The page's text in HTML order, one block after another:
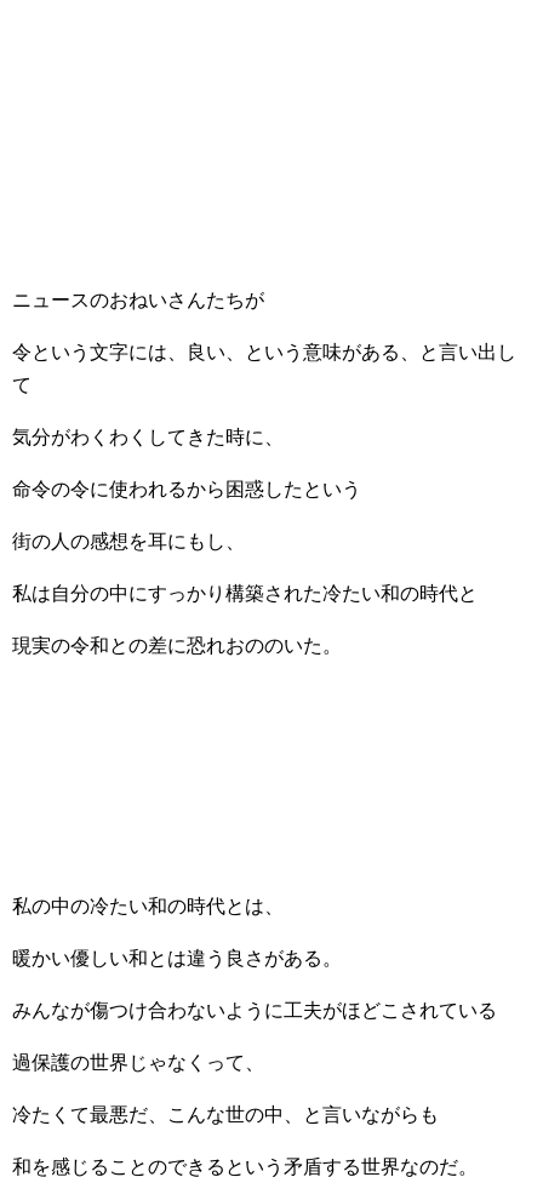
ニュースのおねいさんたちが
令という文字には、良い、という意味がある、と言い出し
て
気分がわくわくしてきた時に、
命令の令に使われるから困惑したという
街の人の感想を耳にもし、
私は自分の中にすっかり構築された冷たい和の時代と
現実の令和との差に恐れおののいた。
私の中の冷たい和の時代とは、
暖かい優しい和とは違う良さがある。
みんなが傷つけ合わないように工夫がほどこされている
過保護の世界じゃなくって、
冷たくて最悪だ、こんな世の中、と言いながらも
和を感じることのできるという矛盾する世界なのだ。